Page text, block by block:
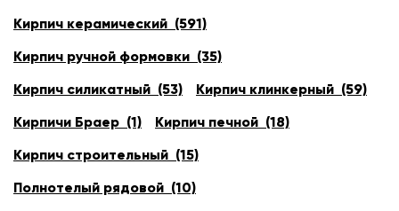
Кирпич керамический (591)
Кирпич ручной формовки (35)
Кирпич силикатный (53)
Кирпич клинкерный (59)
Кирпичи Браер (1)
Кирпич печной (18)
Кирпич строительный (15)
Полнотелый рядовой (10)